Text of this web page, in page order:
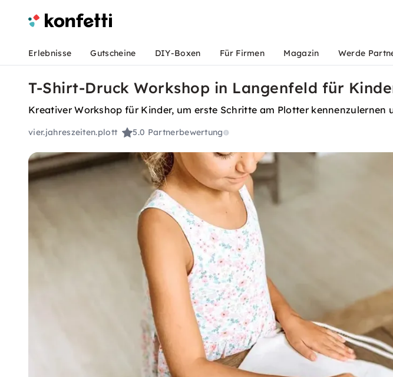
Erlebnisse Gutscheine DIY-Boxen Für Firmen Magazin Werde
T-Shirt-Druck Workshop in Langenfeld für
Kreativer Workshop für Kinder, um erste Schritte am Plotter
vier.jahreszeiten.plott 5.0 Partnerbewertung